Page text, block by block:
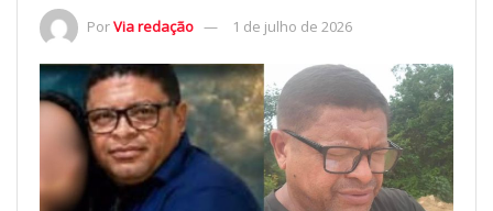
PorVia redação 1 de julho de 2026